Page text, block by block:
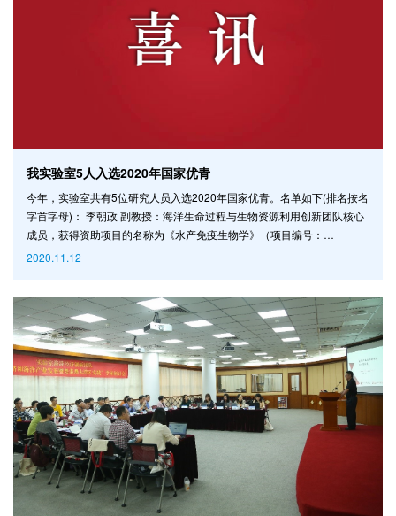
我实验室5人入选2020年国家优青
今年，实验室共有5位研究人员入选2020年国家优青。名单如下(排名按名
字首字母)： 李朝政 副教授：海洋生命过程与生物资源利用创新团队核心
成员，获得资助项目的名称为《水产免疫生物学》（项目编号：
32022085）。 连涛 副研究员：深海远洋多尺度动力过程创新团队骨干成
项目的名称为《传染病传播动力学》（项目编号：12022113）。 王天星
副教授：极地海
2020.11.12